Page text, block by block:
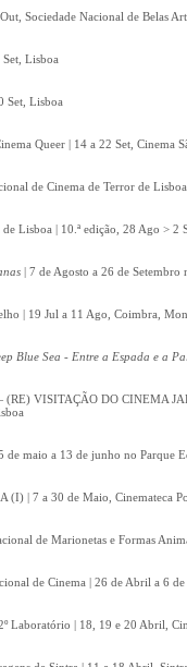
Sociedade Nacional de Belas
Lisboa
Set, Lisboa
Queer | 14 a 22 Set, Cinema
de Cinema de Terror de
Lisboa | 10.ª edição, 28 Ago > 2
| 7 de Agosto a 26 de Setembro
| 19 Jul a 11 Ago, Coimbra,
Blue Sea - Entre a Espada e a
VISITAÇÃO DO CINEMA
de maio a 13 de junho no Parque
| 7 a 30 de Maio, Cinemateca
de Marionetas e Formas
de Cinema | 26 de Abril a 6
Laboratório | 18, 19 e 20 Abril,